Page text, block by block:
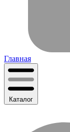
Главная
Каталог